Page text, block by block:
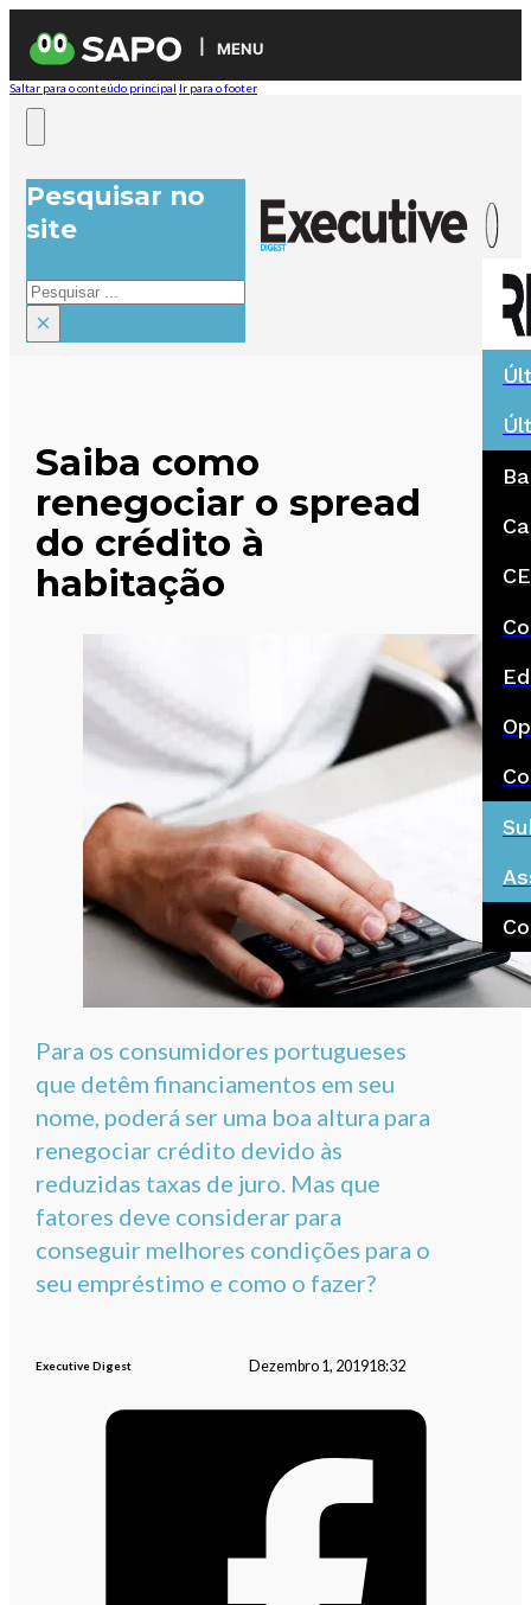
MENU
Saltar para o conteúdo principal Ir para o footer
Pesquisar no
site
Pesquisar
×
Saiba como
renegociar o spread
do crédito à
habitação
Para os consumidores portugueses
que detêm financiamentos em seu
nome, poderá ser uma boa altura para
renegociar crédito devido às
reduzidas taxas de juro. Mas que
fatores deve considerar para
conseguir melhores condições para o
seu empréstimo e como o fazer?
Executive Digest Dezembro 1, 201918:32